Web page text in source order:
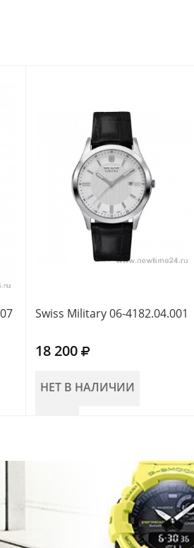
Swiss Military 06-4182.04.001
18 200
НЕТ В НАЛИЧИИ